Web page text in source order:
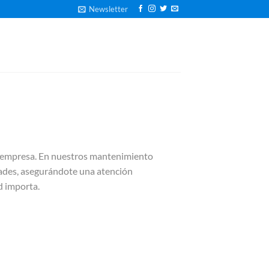
Newsletter
En nuestros mantenimiento
asegurándote una atención
importa.